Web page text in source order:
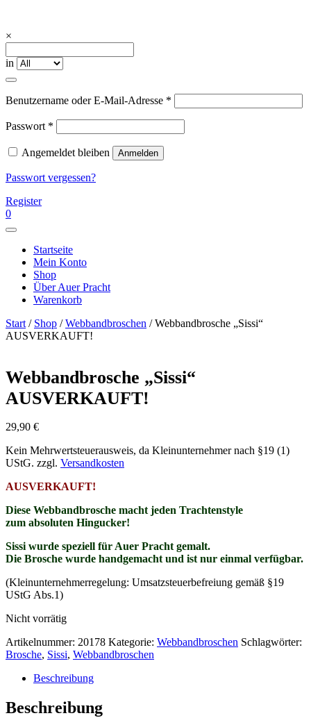
content
Auerpracht Trachtenschmuck –
Manufaktur
Ihre Trachtenschmuck – Manufaktur in München
×
in
Benutzername oder E-Mail-Adresse *
Passwort *
Angemeldet bleiben Anmelden
Passwort vergessen?
Register
0
Startseite
Mein Konto
Shop
Über Auer Pracht
Warenkorb
Start/ Shop /Webbandbroschen / Webbandbrosche „Sissi“
AUSVERKAUFT!
Webbandbrosche „Sissi“
AUSVERKAUFT!
29,90 €
Kein Mehrwertsteuerausweis, da Kleinunternehmer nach §19 (1)
UStG. zzgl. Versandkosten
AUSVERKAUFT!
Diese Webbandbrosche macht jeden Trachtenstyle
zum absoluten Hingucker!
Sissi wurde speziell für Auer Pracht gemalt.
Die Brosche wurde handgemacht und ist nur einmal verfügbar.
(Kleinunternehmerregelung: Umsatzsteuerbefreiung gemäß §19
UStG Abs.1)
Nicht vorrätig
Artikelnummer: 20178 Kategorie: Webbandbroschen Schlagwörter:
Brosche, Sissi, Webbandbroschen
Beschreibung
Beschreibung